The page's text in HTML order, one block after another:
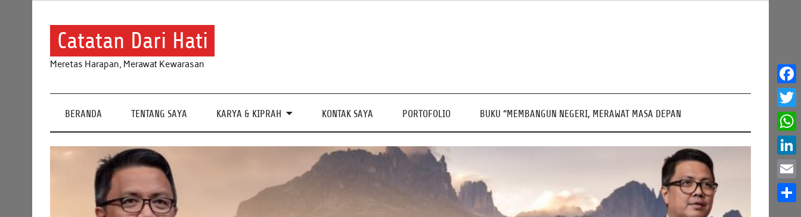
Catatan Dari Hati
Meretas Harapan, Merawat Kewarasan
BERANDA TENTANG SAYA KARYA & KIPRAH KONTAK SAYA PORTOFOLIO BUKU “MEMBANGUN NEGERI, MERAWAT MASA DEPAN
Email